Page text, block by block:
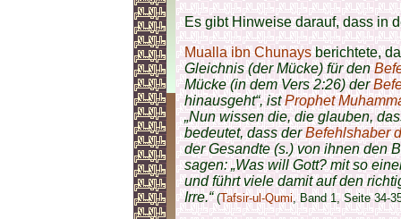
Es gibt Hinweise darauf, dass in
Mualla ibn Chunaysberichtete,
Gleichnis (der Mücke) für den
Mücke (in dem Vers 2:26) der
hinausgeht“, istProphet
„Nun wissen die, die glauben,
bedeutet, dass derBefehlshaber
der Gesandte (s.) von ihnen den
sagen: „Was will Gott? mit so
und führt viele damit auf den
Irre.“ (Tafsir-ul-Qumi, Band 1, Seite 34-